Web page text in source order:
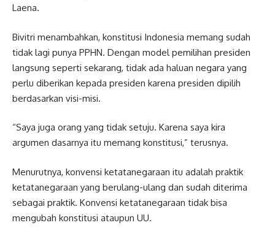
Laena.
Bivitri menambahkan, konstitusi Indonesia memang sudah
tidak lagi punya PPHN. Dengan model pemilihan presiden
langsung seperti sekarang, tidak ada haluan negara yang
perlu diberikan kepada presiden karena presiden dipilih
berdasarkan visi-misi.
“Saya juga orang yang tidak setuju. Karena saya kira
argumen dasarnya itu memang konstitusi,” terusnya.
Menurutnya, konvensi ketatanegaraan itu adalah praktik
ketatanegaraan yang berulang-ulang dan sudah diterima
sebagai praktik. Konvensi ketatanegaraan tidak bisa
mengubah konstitusi ataupun UU.